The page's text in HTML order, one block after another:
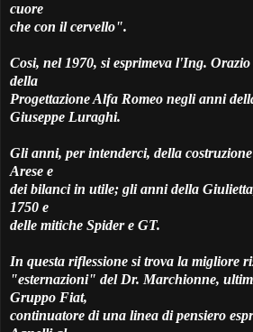
cuore
che con il cervello".
Cosi, nel 1970, si esprimeva l'Ing. Orazio
della
Progettazione Alfa Romeo negli anni
Giuseppe Luraghi.
Gli anni, per intenderci, della
Arese e
dei bilanci in utile; gli anni della
1750 e
delle mitiche Spider e GT.
In questa riflessione si trova la migliore
"esternazioni" del Dr. Marchionne,
Gruppo Fiat,
continuatore di una linea di pensiero